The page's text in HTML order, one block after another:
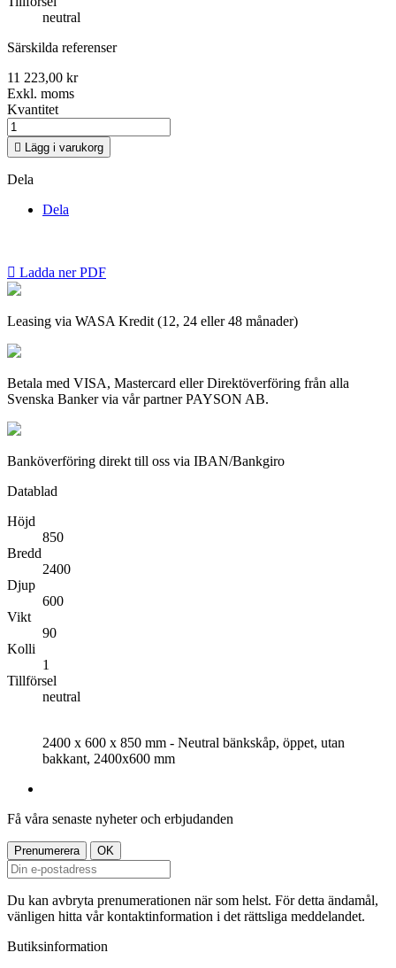
neutral
Särskilda referenser
11 223,00 kr
Exkl. moms
Kvantitet
 Lägg i varukorg
Dela
Dela
 Ladda ner PDF
Leasing via WASA Kredit (12, 24 eller 48 månader)
Betala med VISA, Mastercard eller Direktöverföring från alla
Svenska Banker via vår partner PAYSON AB.
Banköverföring direkt till oss via IBAN/Bankgiro
Datablad
Höjd
850
Bredd
2400
Djup
600
Vikt
90
Kolli
1
Tillförsel
neutral
2400 x 600 x 850 mm - Neutral bänkskåp, öppet, utan
bakkant, 2400x600 mm
Få våra senaste nyheter och erbjudanden
Du kan avbryta prenumerationen när som helst. För detta ändamål,
vänligen hitta vår kontaktinformation i det rättsliga meddelandet.
Butiksinformation